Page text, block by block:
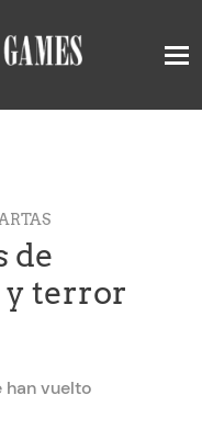
de
y terror
han vuelto